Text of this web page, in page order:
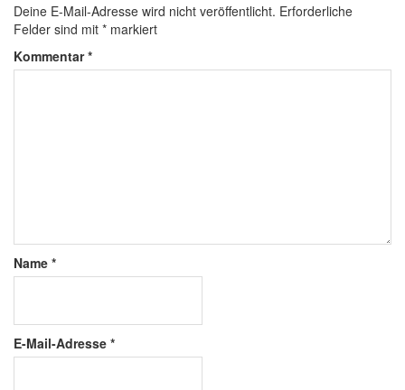
Deine E-Mail-Adresse wird nicht veröffentlicht. Erforderliche
Felder sind mit * markiert
Kommentar*
Name *
E-Mail-Adresse *